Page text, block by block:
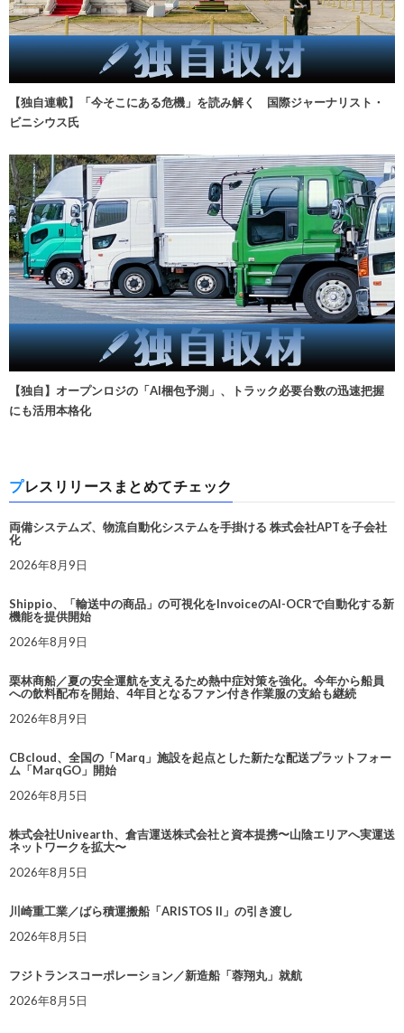
【独自連載】「今そこにある危機」を読み解く 国際ジャーナリスト・
ビニシウス氏
【独自】オープンロジの「AI梱包予測」、トラック必要台数の迅速把握
にも活用本格化
プレスリリースまとめてチェック
両備システムズ、物流自動化システムを手掛ける 株式会社APTを子会社
化
2026年8月9日
Shippio、「輸送中の商品」の可視化をInvoiceのAI-OCRで自動化する新
機能を提供開始
2026年8月9日
栗林商船／夏の安全運航を支えるため熱中症対策を強化。今年から船員
への飲料配布を開始、4年目となるファン付き作業服の支給も継続
2026年8月9日
CBcloud、全国の「Marq」施設を起点とした新たな配送プラットフォー
ム「MarqGO」開始
2026年8月5日
株式会社Univearth、倉吉運送株式会社と資本提携〜山陰エリアへ実運送
ネットワークを拡大〜
2026年8月5日
川崎重工業／ばら積運搬船「ARISTOS II」の引き渡し
2026年8月5日
フジトランスコーポレーション／新造船「蓉翔丸」就航
2026年8月5日